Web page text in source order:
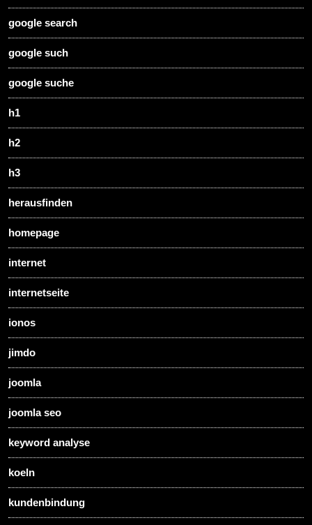
google search
google such
google suche
h1
h2
h3
herausfinden
homepage
internet
internetseite
ionos
jimdo
joomla
joomla seo
keyword analyse
koeln
kundenbindung